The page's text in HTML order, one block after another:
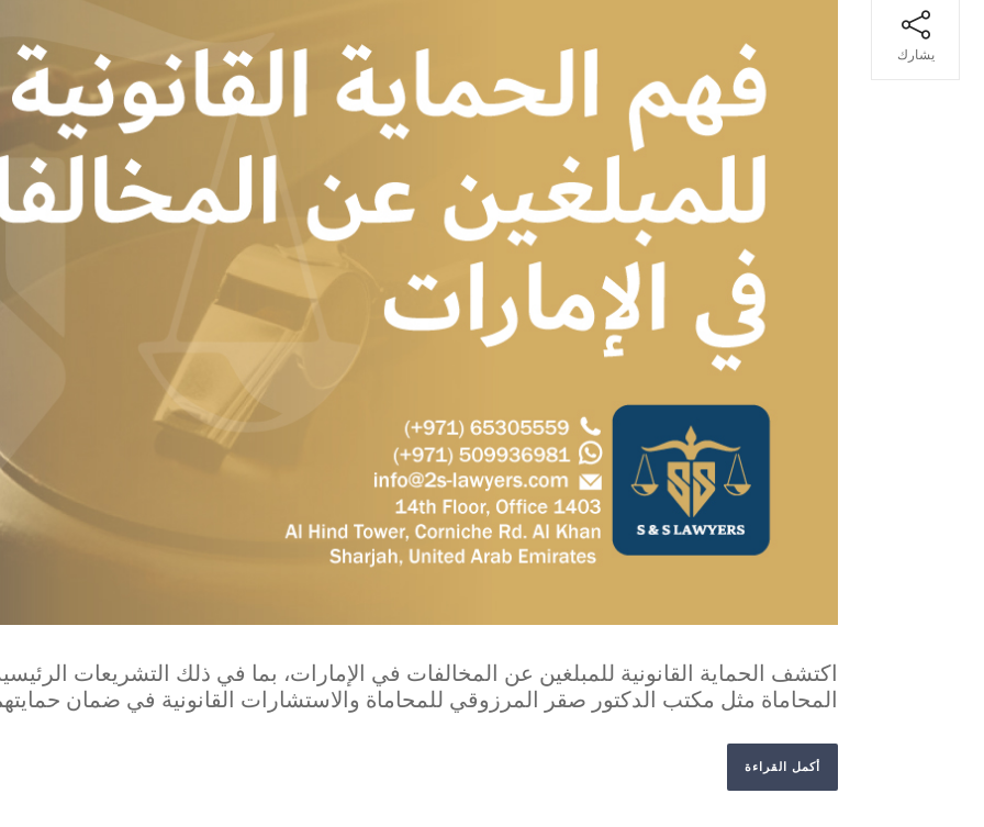
يشارك
اكتشف الحماية القانونية للمبلغين عن المخالفات في الإمارات، بما في ذلك التشريعات
المحاماة مثل مكتب الدكتور صقر المرزوقي للمحاماة والاستشارات القانونية في ضمان
أكمل القراءة